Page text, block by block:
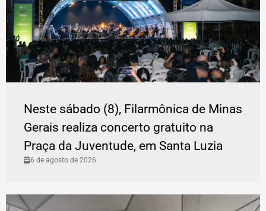
Neste sábado (8), Filarmônica de Minas
Gerais realiza concerto gratuito na
Praça da Juventude, em Santa Luzia
6 de agosto de 2026